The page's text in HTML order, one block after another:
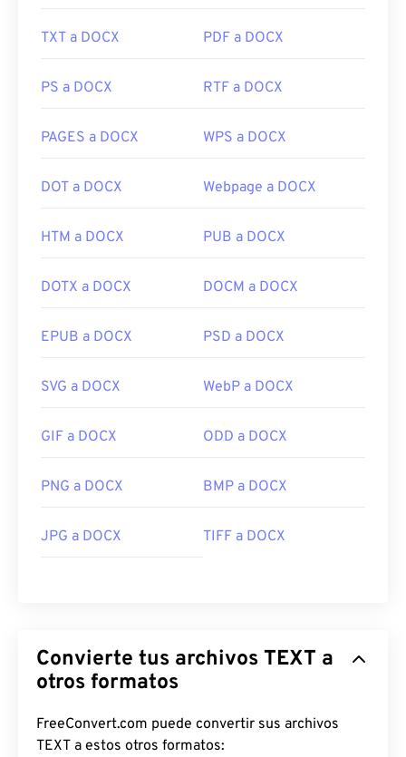
TXT a DOCX PDF a DOCX
PS a DOCX RTF a DOCX
PAGES a DOCX WPS a DOCX
DOT a DOCX Webpage a DOCX
HTM a DOCX PUB a DOCX
DOTX a DOCX DOCM a DOCX
EPUB a DOCX PSD a DOCX
SVG a DOCX WebP a DOCX
GIF a DOCX ODD a DOCX
PNG a DOCX BMP a DOCX
JPG a DOCX TIFF a DOCX
Convierte tus archivos TEXT a
otros formatos
FreeConvert.com puede convertir sus archivos
TEXT a estos otros formatos: